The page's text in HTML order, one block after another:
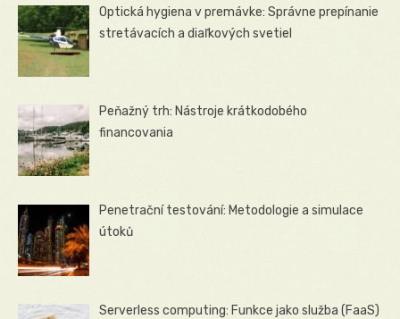
Optická hygiena v premávke: Správne prepínanie
stretávacích a diaľkových svetiel
Peňažný trh: Nástroje krátkodobého
financovania
Penetrační testování: Metodologie a simulace
útoků
Serverless computing: Funkce jako služba (FaaS)